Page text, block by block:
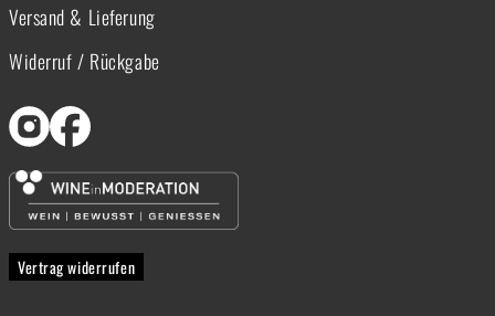
Versand & Lieferung
Widerruf / Rückgabe
Vertrag widerrufen